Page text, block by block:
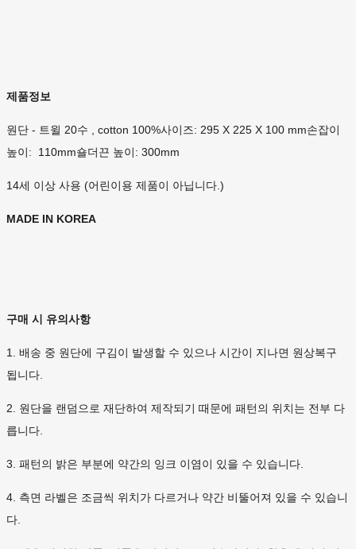
제품정보
원단 - 트윌 20수 , cotton 100%사이즈: 295 X 225 X 100 mm손잡이
높이: 110mm숄더끈 높이: 300mm
14세 이상 사용 (어린이용 제품이 아닙니다.)
MADE IN KOREA
구매 시 유의사항
1. 배송 중 원단에 구김이 발생할 수 있으나 시간이 지나면 원상복구
됩니다.
2. 원단을 랜덤으로 재단하여 제작되기 때문에 패턴의 위치는 전부 다
릅니다.
3. 패턴의 밝은 부분에 약간의 잉크 이염이 있을 수 있습니다.
4. 측면 라벨은 조금씩 위치가 다르거나 약간 비뚤어져 있을 수 있습니
다.